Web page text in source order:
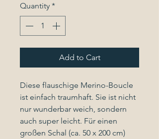
Quantity *
Add to Cart
Diese flauschige Merino-Boucle
ist einfach traumhaft. Sie ist nicht
nur wunderbar weich, sondern
auch super leicht. Für einen
großen Schal (ca. 50 x 200 cm)